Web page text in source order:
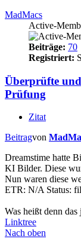
MadMacs
Active-
Beiträge: 70
Registriert:
Überprüfte
Prüfung
Zitat
Beitragvon
Dreamstime hatte
KI Bilder. Diese
Nun waren diese
ETR: N/A Status:
Was heißt denn
Linktree
Nach oben